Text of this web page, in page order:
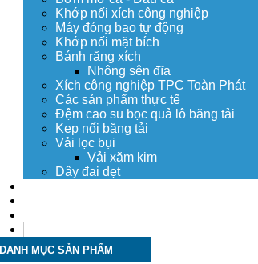
Khớp nối xích công nghiệp
Máy đóng bao tự động
Khớp nối mặt bích
Bánh răng xích
Nhông sên đĩa
Xích công nghiệp TPC Toàn Phát
Các sản phẩm thực tế
Đệm cao su bọc quả lô băng tải
Kẹp nối băng tải
Vải lọc bụi
Vải xăm kim
Dây đai dẹt
DANH MỤC SẢN PHẨM